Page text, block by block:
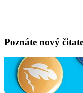
Poznáte nový